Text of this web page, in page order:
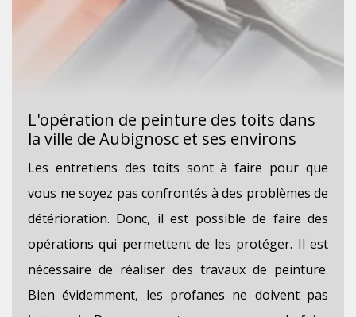
L'opération de peinture des toits dans
la ville de Aubignosc et ses environs
Les entretiens des toits sont à faire pour que
vous ne soyez pas confrontés à des problèmes de
détérioration. Donc, il est possible de faire des
opérations qui permettent de les protéger. Il est
nécessaire de réaliser des travaux de peinture.
Bien évidemment, les profanes ne doivent pas